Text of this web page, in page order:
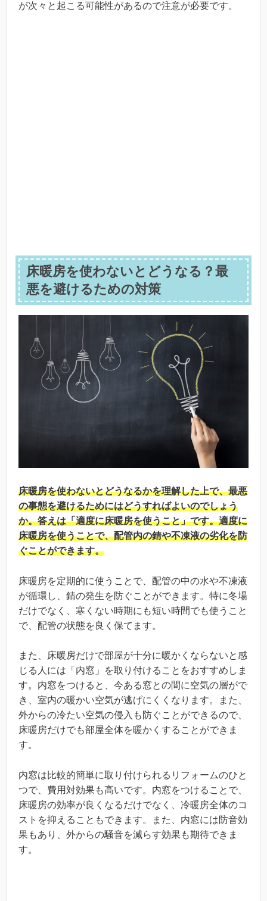
が次々と起こる可能性があるので注意が必要です。
床暖房を使わないとどうなる？最
悪を避けるための対策
床暖房を使わないとどうなるかを理解した上で、最悪
の事態を避けるためにはどうすればよいのでしょう
か。答えは「適度に床暖房を使うこと」です。適度に
床暖房を使うことで、配管内の錆や不凍液の劣化を防
ぐことができます。
床暖房を定期的に使うことで、配管の中の水や不凍液
が循環し、錆の発生を防ぐことができます。特に冬場
だけでなく、寒くない時期にも短い時間でも使うこと
で、配管の状態を良く保てます。
また、床暖房だけで部屋が十分に暖かくならないと感
じる人には「内窓」を取り付けることをおすすめしま
す。内窓をつけると、今ある窓との間に空気の層がで
き、室内の暖かい空気が逃げにくくなります。また、
外からの冷たい空気の侵入も防ぐことができるので、
床暖房だけでも部屋全体を暖かくすることができま
す。
内窓は比較的簡単に取り付けられるリフォームのひと
つで、費用対効果も高いです。内窓をつけることで、
床暖房の効率が良くなるだけでなく、冷暖房全体のコ
ストを抑えることもできます。また、内窓には防音効
果もあり、外からの騒音を減らす効果も期待できま
す。